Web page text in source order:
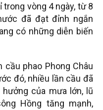
vòng 4 ngày, từ 8
đã đạt đỉnh ngắn
có những diễn biến
phao Phong Châu
đó, nhiều lần cầu đã
của mưa lớn, lũ
Hồng tăng mạnh,